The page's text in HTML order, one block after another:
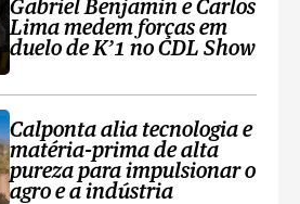
Gabriel Benjamin e Carlos
Lima medem forças em
duelo de K’1 no CDL Show
Calponta alia tecnologia e
matéria-prima de alta
pureza para impulsionar o
agro e a indústria